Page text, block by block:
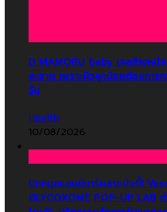
D MAMORU baby เจลล้างหน้า
สะอาด เพราะผิวลูกน้อยต้องกา
วัน
Health
10/08/2026
ปักหมุดแลนด์มาร์คสายบิวตี้!
GLYCOXOME POP-UP LAB ท